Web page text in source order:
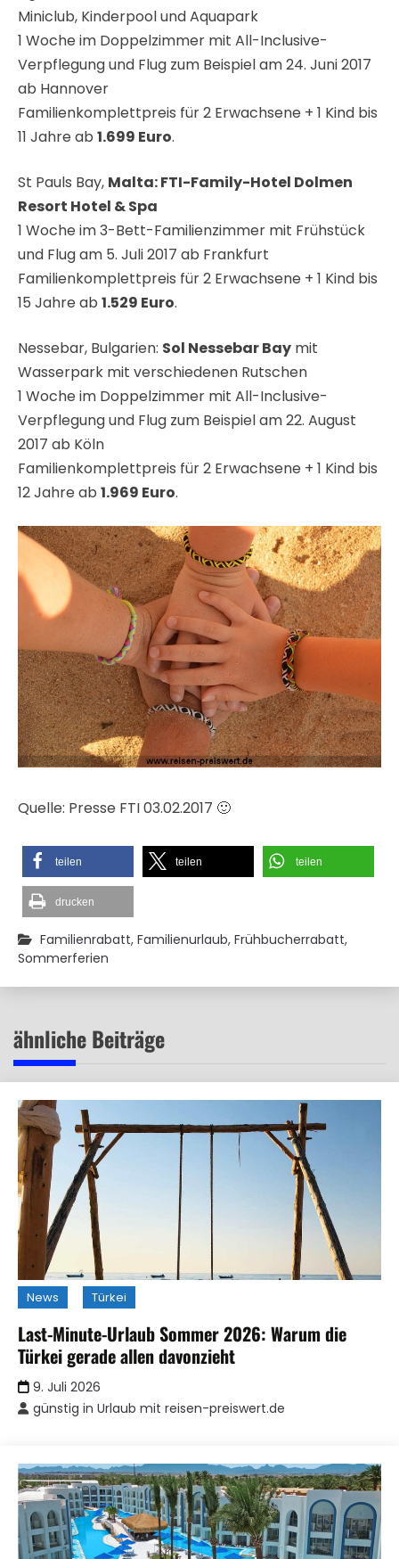
Miniclub, Kinderpool und Aquapark
1 Woche im Doppelzimmer mit All-Inclusive-
Verpflegung und Flug zum Beispiel am 24. Juni 2017
ab Hannover
Familienkomplettpreis für 2 Erwachsene + 1 Kind bis
11 Jahre ab 1.699 Euro.
St Pauls Bay, Malta: FTI-Family-Hotel Dolmen
Resort Hotel & Spa
1 Woche im 3-Bett-Familienzimmer mit Frühstück
und Flug am 5. Juli 2017 ab Frankfurt
Familienkomplettpreis für 2 Erwachsene + 1 Kind bis
15 Jahre ab 1.529 Euro.
Nessebar, Bulgarien: Sol Nessebar Bay mit
Wasserpark mit verschiedenen Rutschen
1 Woche im Doppelzimmer mit All-Inclusive-
Verpflegung und Flug zum Beispiel am 22. August
2017 ab Köln
Familienkomplettpreis für 2 Erwachsene + 1 Kind bis
12 Jahre ab 1.969 Euro.
Quelle: Presse FTI 03.02.2017 🙂
teilen teilen teilen
drucken
Familienrabatt, Familienurlaub, Frühbucherrabatt,
Sommerferien
ähnliche Beiträge
News Türkei
Last-Minute-Urlaub Sommer 2026: Warum die
Türkei gerade allen davonzieht
9. Juli 2026
günstig in Urlaub mit reisen-preiswert.de